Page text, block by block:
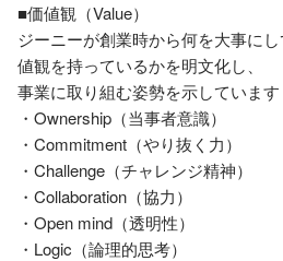
■価値観（Value）
ジーニーが創業時から何を大事に
値観を持っているかを明文化し、
事業に取り組む姿勢を示しています
・Ownership（当事者意識）
・Commitment（やり抜く力）
・Challenge（チャレンジ精神）
・Collaboration（協力）
・Open mind（透明性）
・Logic（論理的思考）